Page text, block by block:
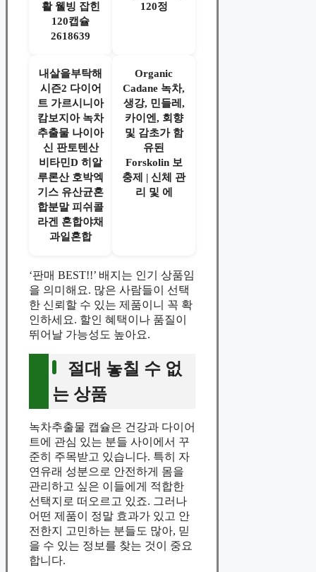
활 웰빙 잡힌
120캡슐
2618639
120정
내살을부탁해
시즌2 다이어
트 가르시니아
캄보지아 녹차
추출물 나이아
신 판토텐산
비타민D 히알
루론산 호박엑
기스 유산균혼
합분말 피쉬콜
라겐 혼합야채
과일혼합
Organic
Cadane 녹차,
생강, 민들레,
카이엔, 회향
및 감초가 함
유된
Forskolin 보
충제 | 신체 관
리 및 에
‘판매 BEST!!’ 배지는 인기 상품임
을 의미해요. 많은 사람들이 선택
한 신뢰할 수 있는 제품이니 꼭 확
인하세요. 할인 혜택이나 품질이
뛰어날 가능성도 높아요.
절대 놓칠 수 없
는 상품
녹차추출물 캡슐은 건강과 다이어
트에 관심 있는 분들 사이에서 꾸
준히 주목받고 있습니다. 특히 자
연유래 성분으로 안전하게 몸을
관리하고 싶은 이들에게 적합한
선택지로 떠오르고 있죠. 그러나
어떤 제품이 정말 효과가 있고 안
전한지 고민하는 분들도 많아, 믿
을 수 있는 정보를 찾는 것이 중요
합니다.